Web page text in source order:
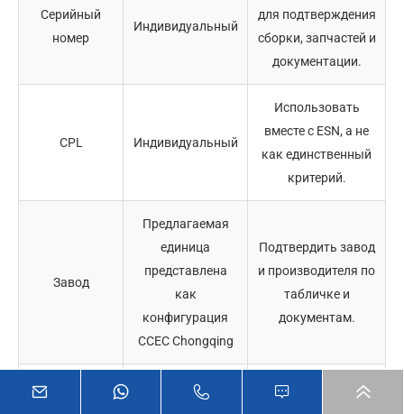
Серийный
номер
Индивидуальный
для подтверждения
сборки, запчастей и
документации.
CPL Индивидуальный
Использовать
вместе с ESN, а не
как единственный
критерий.
Завод
Предлагаемая
единица
представлена
как
конфигурация
CCEC Chongqing
Подтвердить завод
и производителя по
табличке и
документам.
Может
Подтвердить